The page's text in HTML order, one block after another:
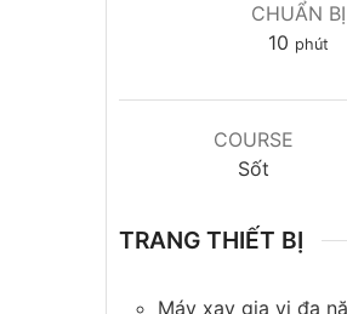
CHUẨN BỊ
10 phút
COURSE
Sốt
TRANG THIẾT BỊ
Máy xay gia vị đa